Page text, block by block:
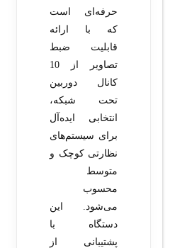
حرفه‌ای است
که با ارائه
قابلیت ضبط
تصاویر از 10
کانال دوربین
تحت شبکه،
انتخابی ایده‌آل
برای سیستم‌های
نظارتی کوچک و
متوسط
محسوب
می‌شود. این
دستگاه با
پشتیبانی از